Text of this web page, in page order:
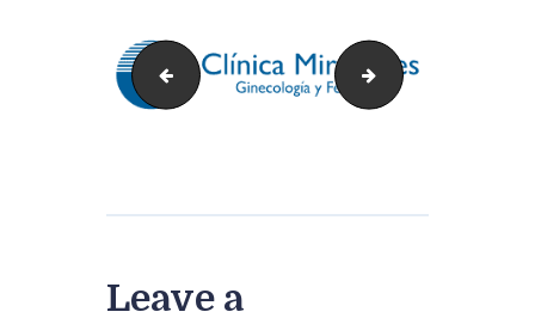
slide31.jpg cropped-logo-
Leave a